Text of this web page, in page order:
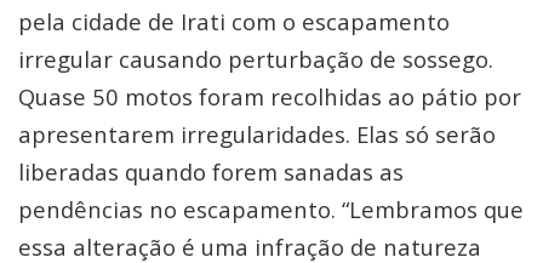
pela cidade de Irati com o escapamento
irregular causando perturbação de sossego.
Quase 50 motos foram recolhidas ao pátio por
apresentarem irregularidades. Elas só serão
liberadas quando forem sanadas as
pendências no escapamento. “Lembramos que
essa alteração é uma infração de natureza